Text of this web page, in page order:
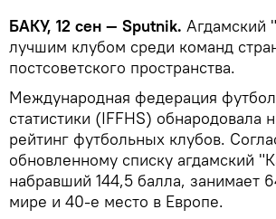
БАКУ, 12 сен — Sputnik. Агдамский
лучшим клубом среди команд
постсоветского пространства.
Международная федерация
статистики (IFFHS) обнародовала
рейтинг футбольных клубов.
обновленному списку агдамский
набравший 144,5 балла, занимает
мире и 40-е место в Европе.